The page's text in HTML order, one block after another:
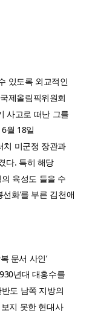
있도록 외교적인
제올림픽위원회
사고로 떠난 그를
월 18일
치 미군정 장관과
다. 특히 해당
육성도 들을 수
화’를 부른 김천애
문서 사인’
년대 대홍수를
도 남쪽 지방의
지 못한 현대사